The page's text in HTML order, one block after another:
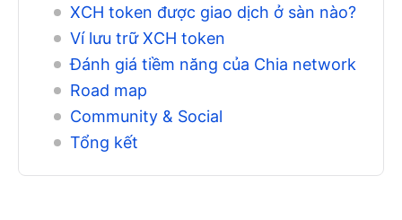
XCH token được giao dịch ở sàn nào?
Ví lưu trữ XCH token
Đánh giá tiềm năng của Chia network
Road map
Community & Social
Tổng kết